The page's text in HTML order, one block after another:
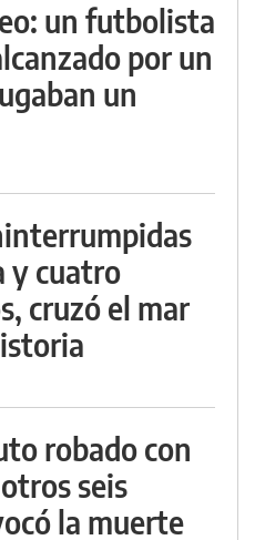
un futbolista
por un
un
y cuatro
cruzó el mar
robado con
seis
la muerte